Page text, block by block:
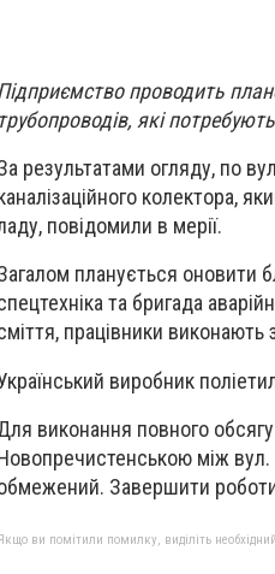
проводить
трубопроводів, які
результатами огляду, по
колектора,
повідомили в мерії.
планується оновити
та бригада
працівники виконають
виробник
виконання повного
між вул.
Завершити
ви помітили помилку, виділіть